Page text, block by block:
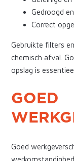
Gedroogd
Correct
Gebruikte filters
chemisch afval.
opslag is
GOED
Goed